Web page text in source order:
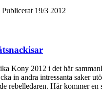
19/3 2012
Kony 2012 i det här
in andra intressanta saker
rebelledaren. Här kommer en